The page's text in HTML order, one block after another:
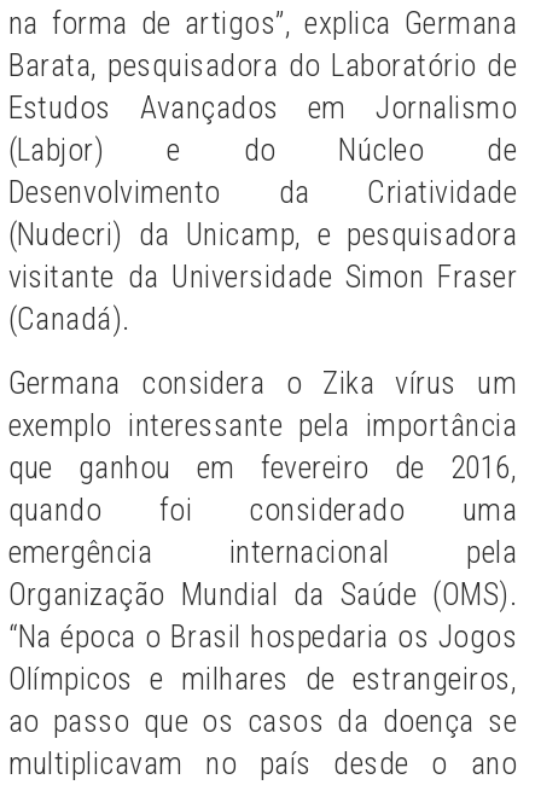
na forma de artigos”,explica Germana
Barata, pesquisadora do Laboratório de
Estudos Avançados em Jornalismo
(Labjor) e do Núcleo de
Desenvolvimento da Criatividade
(Nudecri) da Unicamp, e pesquisadora
visitante da Universidade Simon Fraser
(Canadá).
Germana considera o Zika vírus um
exemplo interessante pela importância
que ganhou em fevereiro de 2016,
quando foi considerado uma
emergência internacional pela
Organização Mundial da Saúde (OMS).
“Na época o Brasil hospedaria os Jogos
Olímpicos e milhares de estrangeiros,
ao passo que os casos da doença se
multiplicavam no país desde o ano